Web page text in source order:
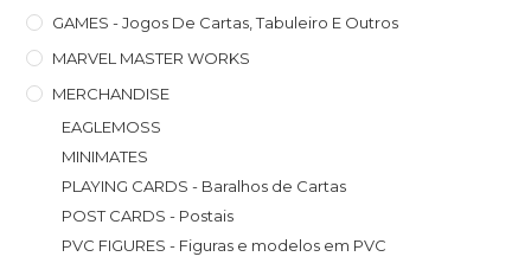
GAMES - Jogos De Cartas, Tabuleiro E Outros
MARVEL MASTER WORKS
MERCHANDISE
EAGLEMOSS
MINIMATES
PLAYING CARDS - Baralhos de Cartas
POST CARDS - Postais
PVC FIGURES - Figuras e modelos em PVC